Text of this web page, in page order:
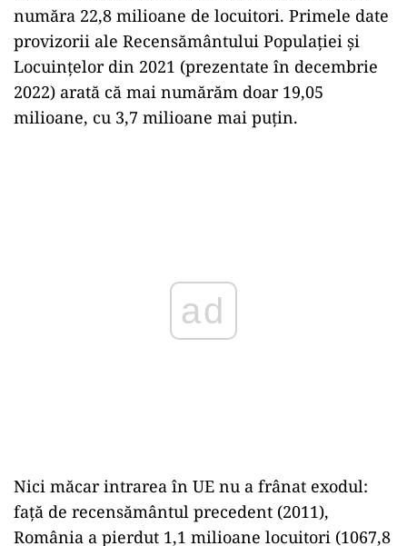
număra 22,8 milioane de locuitori. Primele date
provizorii ale Recensământului Populației și
Locuințelor din 2021 (prezentate în decembrie
2022) arată că mai numărăm doar 19,05
milioane, cu 3,7 milioane mai puțin.
ad
Nici măcar intrarea în UE nu a frânat exodul:
față de recensământul precedent (2011),
România a pierdut 1,1 milioane locuitori (1067,8